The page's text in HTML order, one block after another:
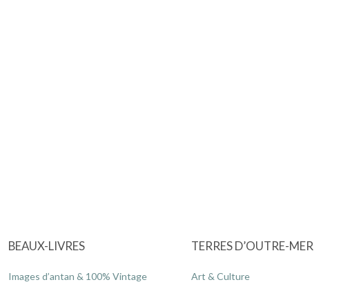
BEAUX-LIVRES
Images d’antan & 100% Vintage
TERRES D’OUTRE-MER
Art & Culture